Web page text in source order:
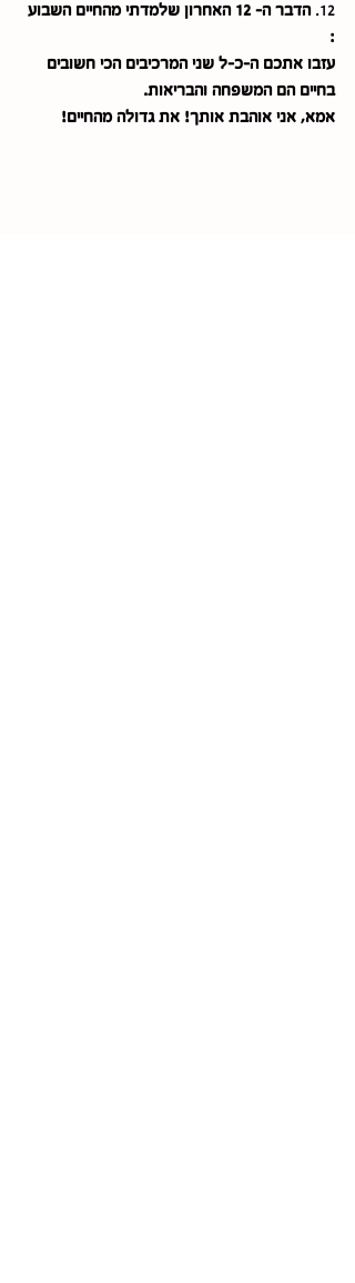
12.
הדבר ה- 12 האחרון שלמדתי מהחיים השבוע
:
עזבו אתכם ה-כ-ל שני המרכיבים הכי חשובים
בחיים הם המשפחה והבריאות.
אמא, אני אוהבת אותך! את גדולה מהחיים!